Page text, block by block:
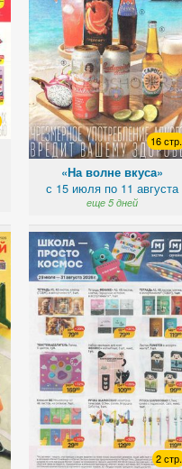
16 стр.
«На волне вкуса»
с 15 июля по 11 августа
еще 5 дней
2 стр.